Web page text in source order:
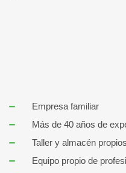
Empresa familiar
Más de 40 años de
Taller y almacén propios
Equipo propio de